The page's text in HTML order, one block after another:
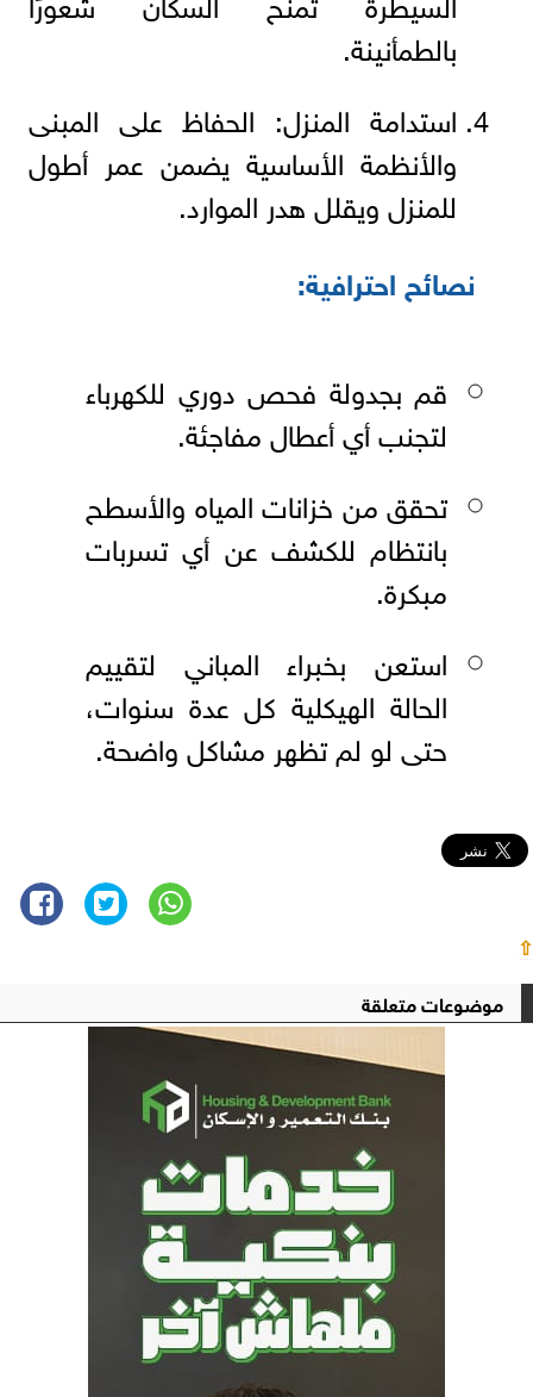
بالطمأنينة.
استدامة المنزل: الحفاظ على المبنى
والأنظمة الأساسية يضمن عمر أطول
للمنزل ويقلل هدر الموارد.
نصائح احترافية:
قم بجدولة فحص دوري للكهرباء
لتجنب أي أعطال مفاجئة.
تحقق من خزانات المياه والأسطح
بانتظام للكشف عن أي تسربات
مبكرة.
استعن بخبراء المباني لتقييم
الحالة الهيكلية كل عدة سنوات،
حتى لو لم تظهر مشاكل واضحة.
⇧
موضوعات متعلقة